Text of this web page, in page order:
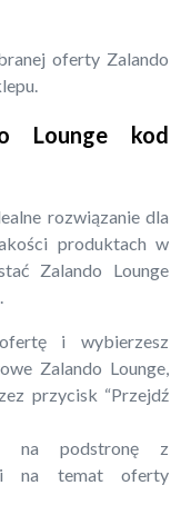
oferty Zalando
Lounge kod
rozwiązanie dla
produktach w
Zalando Lounge
i wybierzesz
Zalando Lounge,
przycisk “Przejdź
na podstronę z
na temat oferty